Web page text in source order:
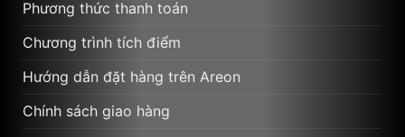
Phương thức thanh toán
Chương trình tích điểm
Hướng dẫn đặt hàng trên Areon
Chính sách giao hàng